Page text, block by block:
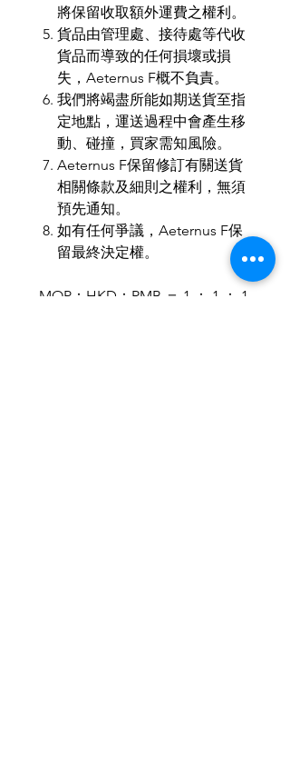
將保留收取額外運費之權利。
貨品由管理處、接待處等代收
貨品而導致的任何損壞或損
失，Aeternus F概不負責。
我們將竭盡所能如期送貨至指
定地點，運送過程中會產生移
動、碰撞，買家需知風險。
Aeternus F保留修訂有關送貨
相關條款及細則之權利，無須
預先通知。
如有任何爭議，Aeternus F保
留最終決定權。
MOP：HKD：RMB ＝ 1 ： 1 ： 1